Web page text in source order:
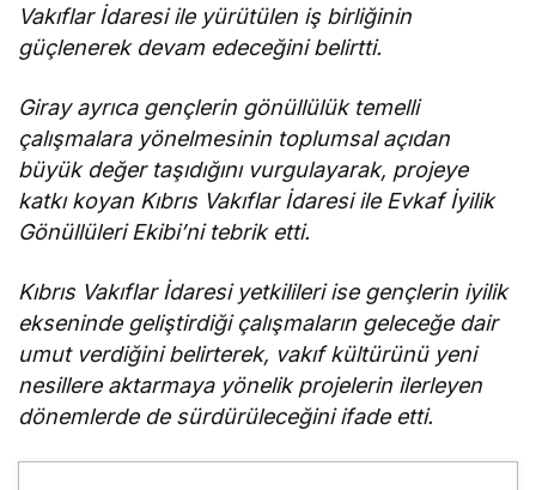
Vakıflar İdaresi ile yürütülen iş birliğinin
güçlenerek devam edeceğini belirtti.
Giray ayrıca gençlerin gönüllülük temelli
çalışmalara yönelmesinin toplumsal açıdan
büyük değer taşıdığını vurgulayarak, projeye
katkı koyan Kıbrıs Vakıflar İdaresi ile Evkaf İyilik
Gönüllüleri Ekibi’ni tebrik etti.
Kıbrıs Vakıflar İdaresi yetkilileri ise gençlerin iyilik
ekseninde geliştirdiği çalışmaların geleceğe dair
umut verdiğini belirterek, vakıf kültürünü yeni
nesillere aktarmaya yönelik projelerin ilerleyen
dönemlerde de sürdürüleceğini ifade etti.